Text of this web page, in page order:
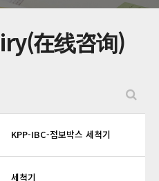
在线咨询)
KPP-IBC-점보박스 세척기
세척기